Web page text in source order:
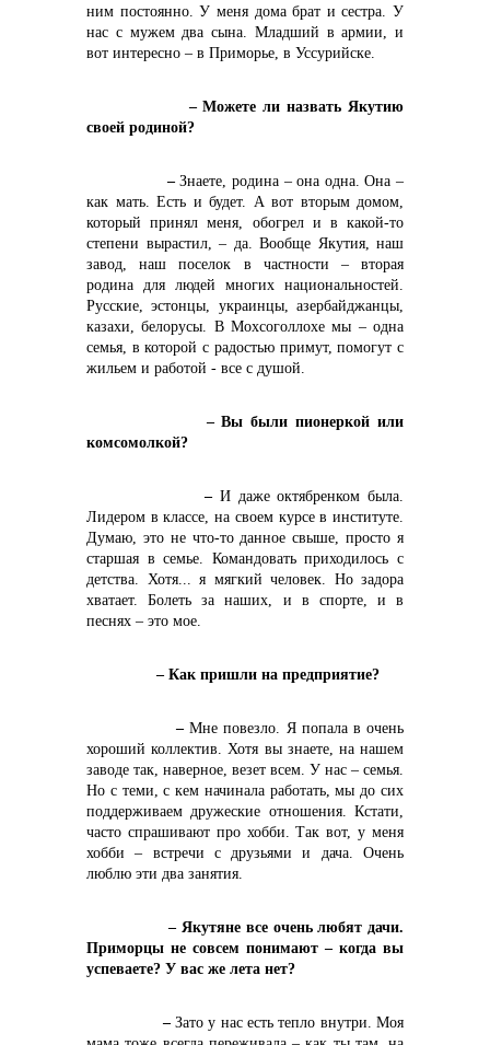
Контакты
+7 (423) 234 50 50
ним постоянно. У меня дома брат и сестра. У
нас с мужем два сына. Младший в армии, и
вот интересно – в Приморье, в Уссурийске.
– Можете ли назвать Якутию
своей родиной?
–Знаете, родина – она одна. Она –
как мать. Есть и будет. А вот вторым домом,
который принял меня, обогрел и в какой-то
степени вырастил, – да. Вообще Якутия, наш
завод, наш поселок в частности – вторая
родина для людей многих национальностей.
Русские, эстонцы, украинцы, азербайджанцы,
казахи, белорусы. В Мохсоголлохе мы – одна
семья, в которой с радостью примут, помогут с
жильем и работой - все с душой.
– Вы были пионеркой или
комсомолкой?
– И даже октябренком была.
Лидером в классе, на своем курсе в институте.
Думаю, это не что-то данное свыше, просто я
старшая в семье. Командовать приходилось с
детства. Хотя... я мягкий человек. Но задора
хватает. Болеть за наших, и в спорте, и в
песнях – это мое.
– Как пришли на предприятие?
–Мне повезло. Я попала в очень
хороший коллектив. Хотя вы знаете, на нашем
заводе так, наверное, везет всем. У нас – семья.
Но с теми, с кем начинала работать, мы до сих
поддерживаем дружеские отношения. Кстати,
часто спрашивают про хобби. Так вот, у меня
хобби – встречи с друзьями и дача. Очень
люблю эти два занятия.
– Якутяне все очень любят дачи.
Приморцы не совсем понимают – когда вы
успеваете? У вас же лета нет?
– Зато у нас есть тепло внутри. Моя